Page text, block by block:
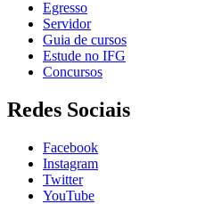
Egresso
Servidor
Guia de cursos
Estude no IFG
Concursos
Redes Sociais
Facebook
Instagram
Twitter
YouTube